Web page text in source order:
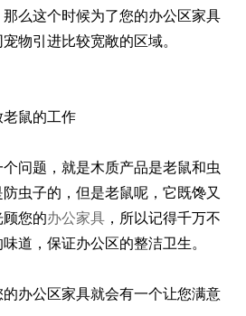
么这个时候为了您的办公区家具
物引进比较宽敞的区域。
鼠的工作
问题，就是木质产品是老鼠和虫
虫子的，但是老鼠呢，它既馋又
您的办公家具 ，所以记得千万不
道，保证办公区的整洁卫生。
办公区家具就会有一个让您满意